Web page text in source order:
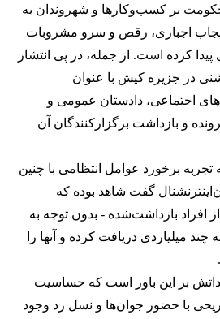
بر کسب‌وکارها و شهروندان به
اجباری، رقص و سرو مشروبات
کرده است. از جمله، در پی انتشار
در جزیره کیش با عنوان
اجتماعی، دادستان عمومی و
و بازداشت برگزارکنندگان آن
تجربه برخورد عوامل انتظامی با چنین
گفت شاهد بوده که
افراد بازداشت‌‌شده - بدون توجه به
میلیاردی دریافت کرده و آنها را
بر این باور است که حساسیت
با حضور جوان‌ها و نسل زد وجود